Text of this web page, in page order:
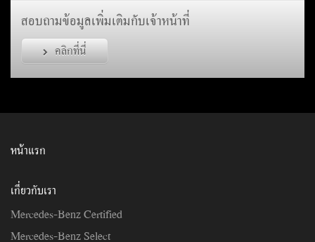
สอบถามข้อมูลเพิ่มเติมกับเจ้าหน้าที่
คลิกที่นี่
หน้าแรก
เกี่ยวกับเรา
Mercedes-Benz Certified
Mercedes-Benz Select